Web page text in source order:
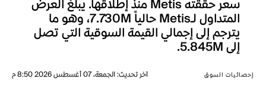
سعر حققته Metis منذ إطلاقها. يبلغ العرض
المتداول لـMetis حالياً 7.730M، وهو ما
يترجم إلى إجمالي القيمة السوقية التي تصل
إلى 5.845M.
إحصائيات السوق آخر تحديث:الجمعة، 07 أغسطس 2026 8:50 م